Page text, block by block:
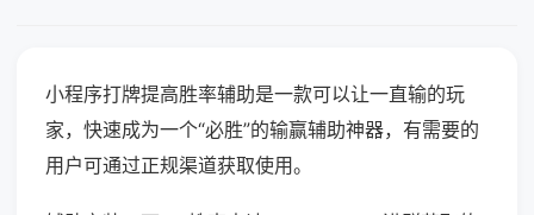
小程序打牌提高胜率辅助是一款可以让一直输的玩
家，快速成为一个“必胜”的输赢辅助神器，有需要的
用户可通过正规渠道获取使用。